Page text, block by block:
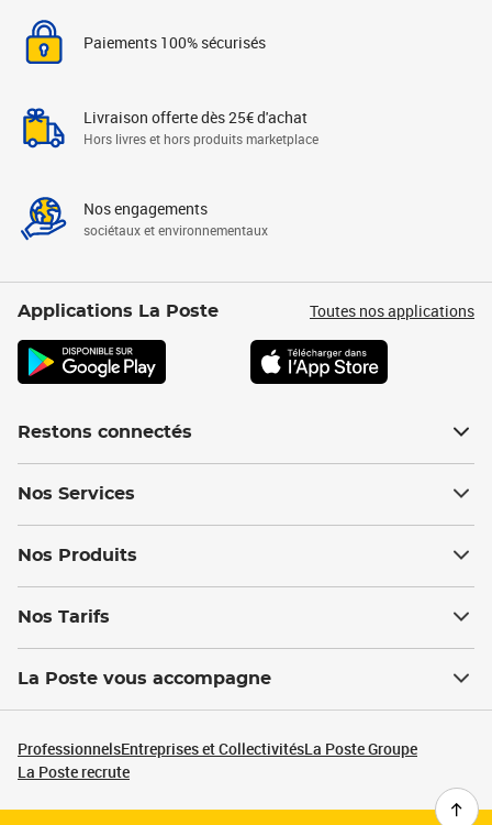
Paiements 100% sécurisés
Livraison offerte dès 25€ d'achat
Hors livres et hors produits marketplace
Nos engagements
sociétaux et environnementaux
Applications La Poste Toutes nos applications
Restons connectés
Nos Services
Nos Produits
Nos Tarifs
La Poste vous accompagne
ProfessionnelsEntreprises et CollectivitésLa Poste Groupe
La Poste recrute